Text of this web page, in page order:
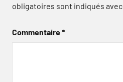
obligatoires sont indiqués avec
Commentaire*